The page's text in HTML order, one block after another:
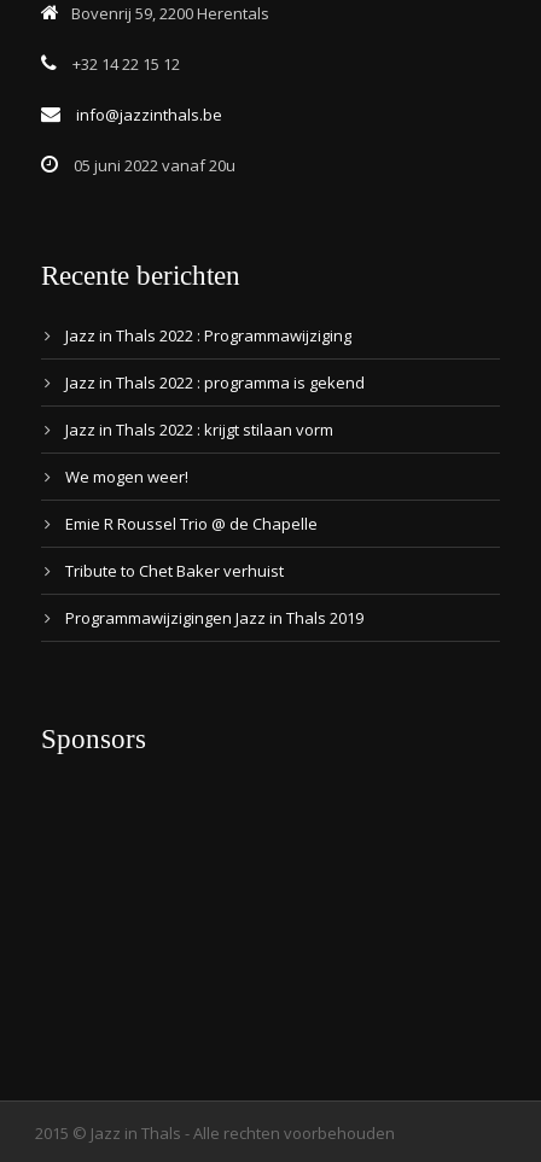
Bovenrij 59, 2200 Herentals
+32 14 22 15 12
info@jazzinthals.be
05 juni 2022 vanaf 20u
Recente berichten
Jazz in Thals 2022 : Programmawijziging
Jazz in Thals 2022 : programma is gekend
Jazz in Thals 2022 : krijgt stilaan vorm
We mogen weer!
Emie R Roussel Trio @ de Chapelle
Tribute to Chet Baker verhuist
Programmawijzigingen Jazz in Thals 2019
Sponsors
2015 © Jazz in Thals - Alle rechten voorbehouden